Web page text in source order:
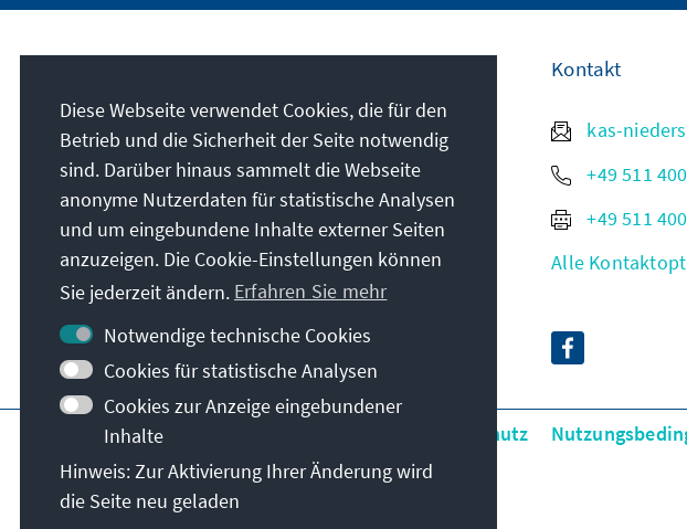
Konrad-Adenauer-Stiftung e.V.
Politisches Bildungsforum Niedersachsen
Leinstraße 8
30159Hannover
Deutschland
Kontakt
kas-
+49 511
+49 511
Alle
Hauptseite der KAS Datenschutz
Allg. Geschäftsbedingungen
Diese Webseite verwendet Cookies, die für den
Betrieb und die Sicherheit der Seite notwendig
sind. Darüber hinaus sammelt die Webseite
anonyme Nutzerdaten für statistische Analysen
und um eingebundene Inhalte externer Seiten
anzuzeigen. Die Cookie-Einstellungen können
Sie jederzeit ändern. Erfahren Sie mehr
Notwendige technische Cookies
Cookies für statistische Analysen
Cookies zur Anzeige eingebundener
Inhalte
Hinweis: Zur Aktivierung Ihrer Änderung wird
die Seite neu geladen